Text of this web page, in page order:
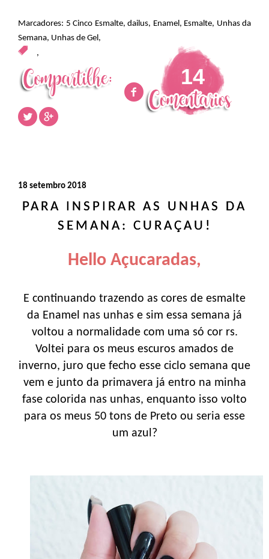
Marcadores: 5 Cinco Esmalte, dailus, Enamel, Esmalte, Unhas da
Semana, Unhas de Gel,
,
14
18 setembro 2018
PARA INSPIRAR AS UNHAS DA
SEMANA: CURAÇAU!
Hello Açucaradas,
E continuando trazendo as cores de esmalte
da Enamel nas unhas e sim essa semana já
voltou a normalidade com uma só cor rs.
Voltei para os meus escuros amados de
inverno, juro que fecho esse ciclo semana que
vem e junto da primavera já entro na minha
fase colorida nas unhas, enquanto isso volto
para os meus 50 tons de Preto ou seria esse
um azul?